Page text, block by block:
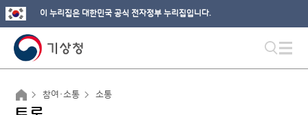
이 누리집은 대한민국 공식 전자정부 누리집입니다.
참여·소통 소통